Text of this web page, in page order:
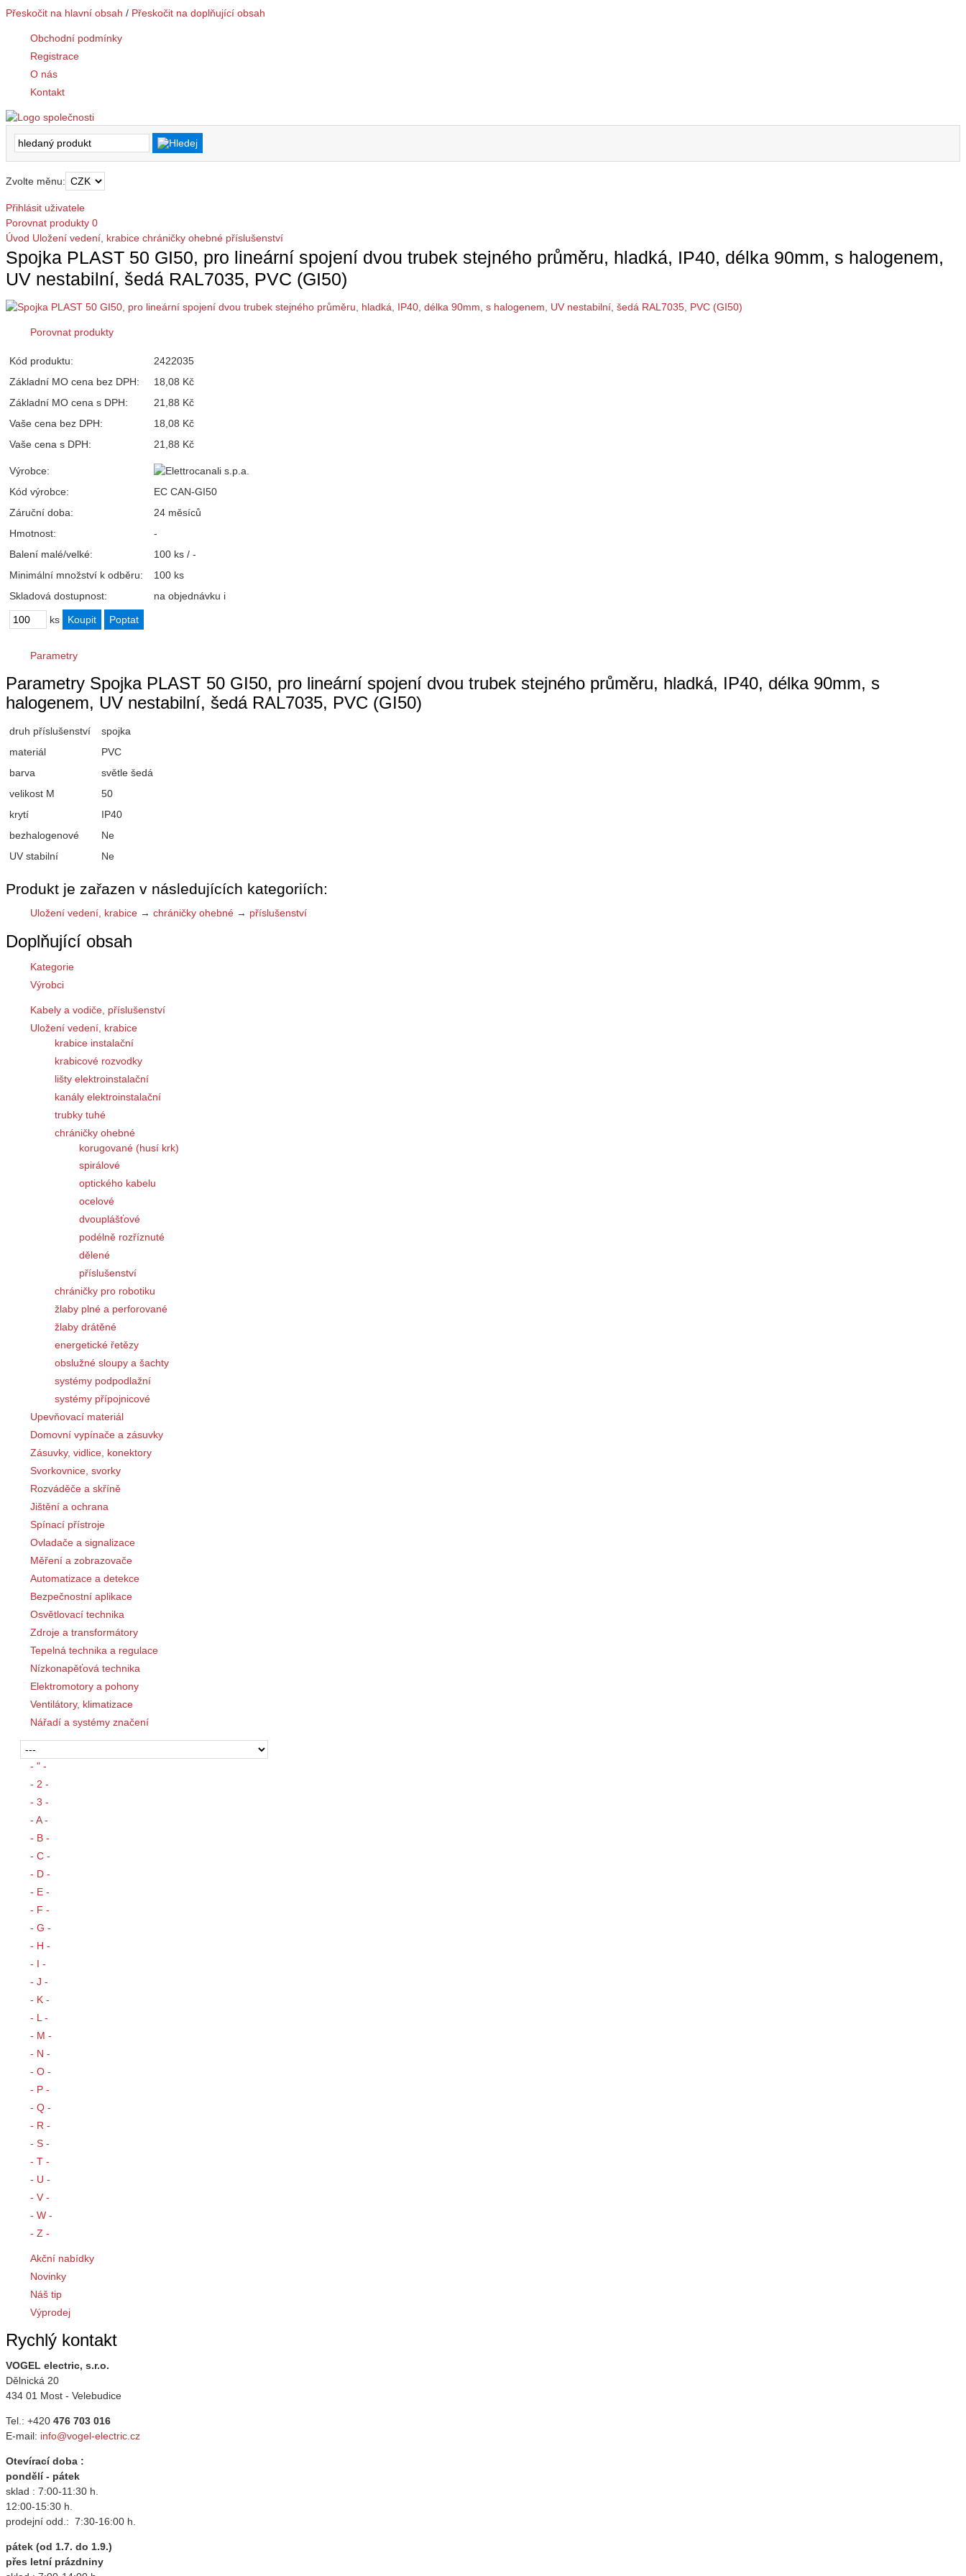
Přeskočit na hlavní obsah / Přeskočit na doplňující obsah
Obchodní podmínky
Registrace
O nás
Kontakt
Zvolte měnu:
Přihlásit uživatele
Porovnat produkty 0
Úvod Uložení vedení, krabice chráničky ohebné příslušenství
Spojka PLAST 50 GI50, pro lineární spojení dvou trubek stejného průměru, hladká, IP40, délka 90mm, s halogenem,
UV nestabilní, šedá RAL7035, PVC (GI50)
Porovnat produkty
Kód produktu:
2422035
Základní MO cena bez DPH:
18,08 Kč
Základní MO cena s DPH:
21,88 Kč
Vaše cena bez DPH:
18,08 Kč
Vaše cena s DPH:
21,88 Kč
Výrobce:
Kód výrobce:
EC CAN-GI50
Záruční doba:
24 měsíců
Hmotnost:
-
Balení malé/velké:
100 ks / -
Minimální množství k odběru:
100 ks
Skladová dostupnost:
na objednávku i
ks
Parametry
Parametry Spojka PLAST 50 GI50, pro lineární spojení dvou trubek stejného průměru, hladká, IP40, délka 90mm, s
halogenem, UV nestabilní, šedá RAL7035, PVC (GI50)
druh příslušenství
spojka
materiál
PVC
barva
světle šedá
velikost M
50
krytí
IP40
bezhalogenové
Ne
UV stabilní
Ne
Produkt je zařazen v následujících kategoriích:
Uložení vedení, krabice → chráničky ohebné → příslušenství
Doplňující obsah
Kategorie
Výrobci
Kabely a vodiče, příslušenství
Uložení vedení, krabice
krabice instalační
krabicové rozvodky
lišty elektroinstalační
kanály elektroinstalační
trubky tuhé
chráničky ohebné
korugované (husí krk)
spirálové
optického kabelu
ocelové
dvouplášťové
podélně rozříznuté
dělené
příslušenství
chráničky pro robotiku
žlaby plné a perforované
žlaby drátěné
energetické řetězy
obslužné sloupy a šachty
systémy podpodlažní
systémy přípojnicové
Upevňovací materiál
Domovní vypínače a zásuvky
Zásuvky, vidlice, konektory
Svorkovnice, svorky
Rozváděče a skříně
Jištění a ochrana
Spínací přístroje
Ovladače a signalizace
Měření a zobrazovače
Automatizace a detekce
Bezpečnostní aplikace
Osvětlovací technika
Zdroje a transformátory
Tepelná technika a regulace
Nízkonapěťová technika
Elektromotory a pohony
Ventilátory, klimatizace
Nářadí a systémy značení
- " -
- 2 -
- 3 -
- A -
- B -
- C -
- D -
- E -
- F -
- G -
- H -
- I -
- J -
- K -
- L -
- M -
- N -
- O -
- P -
- Q -
- R -
- S -
- T -
- U -
- V -
- W -
- Z -
Akční nabídky
Novinky
Náš tip
Výprodej
Rychlý kontakt
VOGEL electric, s.r.o.
Dělnická 20
434 01 Most - Velebudice
Tel.: +420 476 703 016
E-mail: info@vogel-electric.cz
Otevírací doba :
pondělí - pátek
sklad : 7:00-11:30 h.
12:00-15:30 h.
prodejní odd.: 7:30-16:00 h.
pátek (od 1.7. do 1.9.)
přes letní prázdniny